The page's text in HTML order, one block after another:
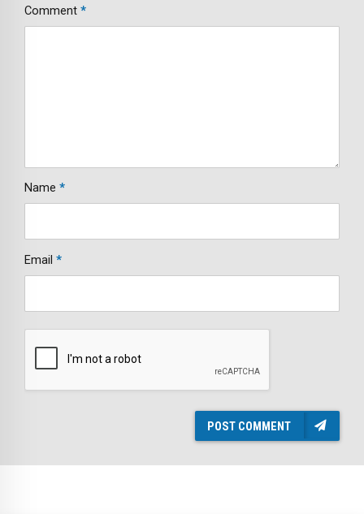
Comment *
Name *
Email *
POST COMMENT